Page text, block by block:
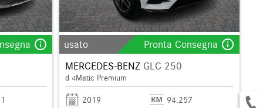
info_outline usato Pronta Consegna info_outline
MERCEDES-BENZ GLC 250
d 4Matic Premium
2019
94.257